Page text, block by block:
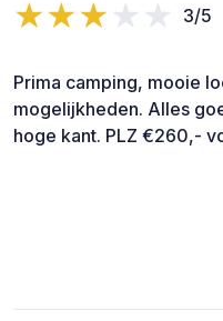
3/5
Prima camping, mooie
mogelijkheden. Alles
hoge kant. PLZ €260,-